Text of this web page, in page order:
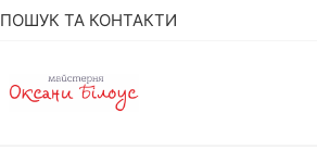
ПОШУК ТА КОНТАКТИ